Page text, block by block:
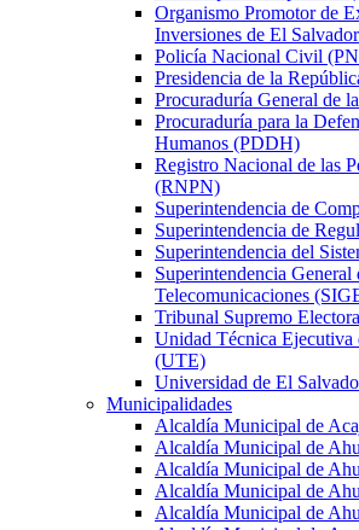
Organismo Promotor de
Inversiones de El
Policía Nacional Civil
Presidencia de la
Procuraduría General de
Procuraduría para la
Humanos (PDDH)
Registro Nacional de las
(RNPN)
Superintendencia de
Superintendencia de
Superintendencia del
Superintendencia
Telecomunicaciones
Tribunal Supremo
Unidad Técnica Ejecutiva
(UTE)
Universidad de El
Municipalidades
Alcaldía Municipal de
Alcaldía Municipal de
Alcaldía Municipal de
Alcaldía Municipal de
Alcaldía Municipal de